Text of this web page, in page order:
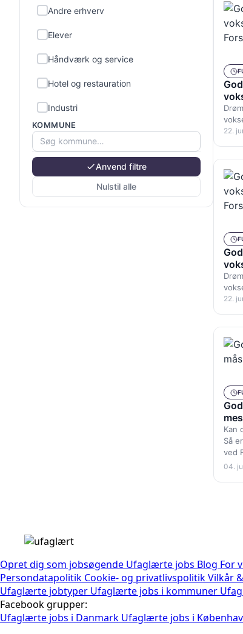
Andre erhverv
Elever
Håndværk og service
Hotel og restauration
Industri
Kontor og administration
Kunst, kultur og sport
Land-, skov- og havebrug
Ledelse
KOMMUNE
Anvend filtre
Nulstil alle
22.
22.
Kan
Så
ved
04.
Opret dig som jobsøgende Ufaglærte jobs Blog For
Persondatapolitik Cookie- og privatlivspolitikVilkår
Ufaglærte jobtyper Ufaglærte jobs i kommuner
Facebook grupper:
Ufaglærte jobs i Danmark Ufaglærte jobs i